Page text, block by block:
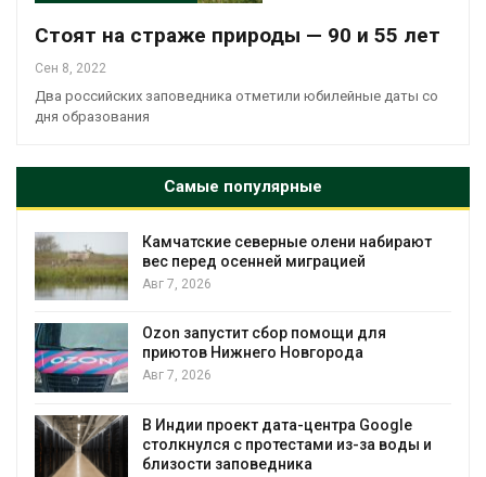
Стоят на страже природы — 90 и 55 лет
Сен 8, 2022
Два российских заповедника отметили юбилейные даты со
дня образования
Самые популярные
Камчатские северные олени набирают
вес перед осенней миграцией
Авг 7, 2026
Ozon запустит сбор помощи для
приютов Нижнего Новгорода
Авг 7, 2026
В Индии проект дата-центра Google
столкнулся с протестами из-за воды и
близости заповедника